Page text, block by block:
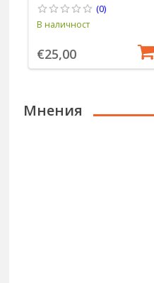
(0)
В наличност
€25,00
Мнения